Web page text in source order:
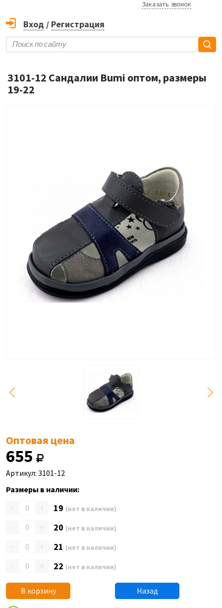
Заказать звонок
Вход / Регистрация
3101-12 Сандалии Bumi оптом, размеры
19-22
Оптовая цена
655
Артикул: 3101-12
Размеры в наличии:
– + 19 (нет в наличии)
– + 20 (нет в наличии)
– + 21 (нет в наличии)
– + 22 (нет в наличии)
В корзину Назад